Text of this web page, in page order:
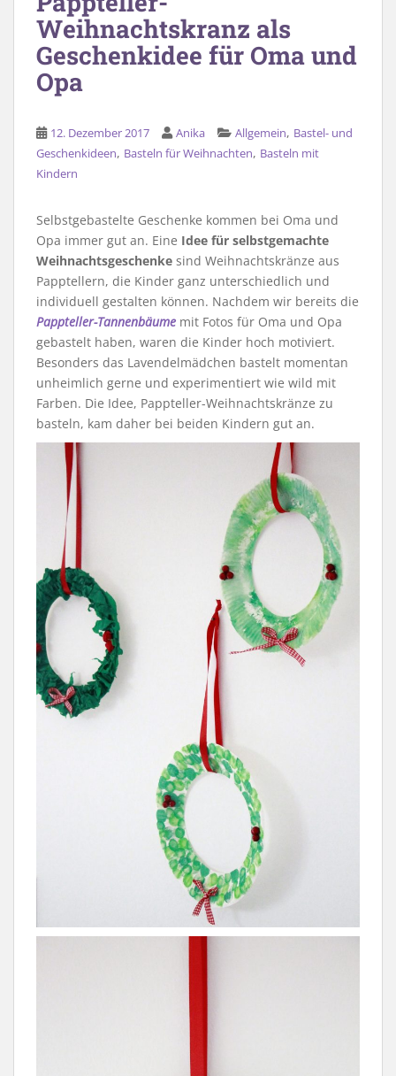
Weihnachtskranz als
Geschenkidee für Oma und
Opa
12. Dezember 2017 Anika Allgemein, Bastel- und
Geschenkideen, Basteln für Weihnachten, Basteln mit
Kindern
Selbstgebastelte Geschenke kommen bei Oma und
Opa immer gut an. Eine Idee für selbstgemachte
Weihnachtsgeschenke sind Weihnachtskränze aus
Papptellern, die Kinder ganz unterschiedlich und
individuell gestalten können. Nachdem wir bereits die
Pappteller-Tannenbäume mit Fotos für Oma und Opa
gebastelt haben, waren die Kinder hoch motiviert.
Besonders das Lavendelmädchen bastelt momentan
unheimlich gerne und experimentiert wie wild mit
Farben. Die Idee, Pappteller-Weihnachtskränze zu
basteln, kam daher bei beiden Kindern gut an.